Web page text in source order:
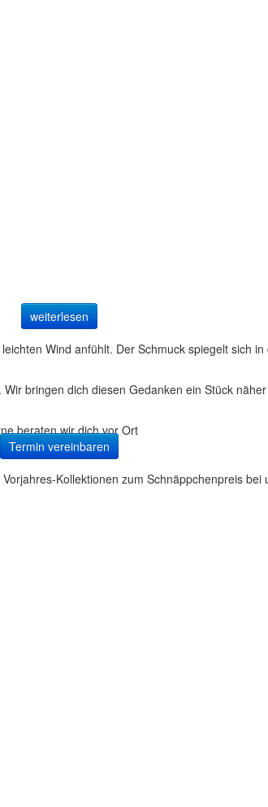
weiterlesen
Wind anfühlt. Der Schmuck spiegelt sich
bringen dich diesen Gedanken ein Stück
beraten wir dich vor Ort
Termin vereinbaren
Kollektionen zum Schnäppchenpreis